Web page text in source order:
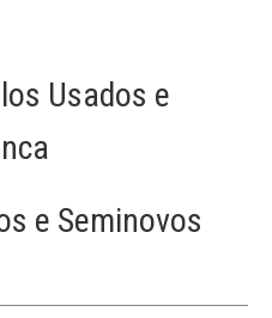
Usados e
e Seminovos